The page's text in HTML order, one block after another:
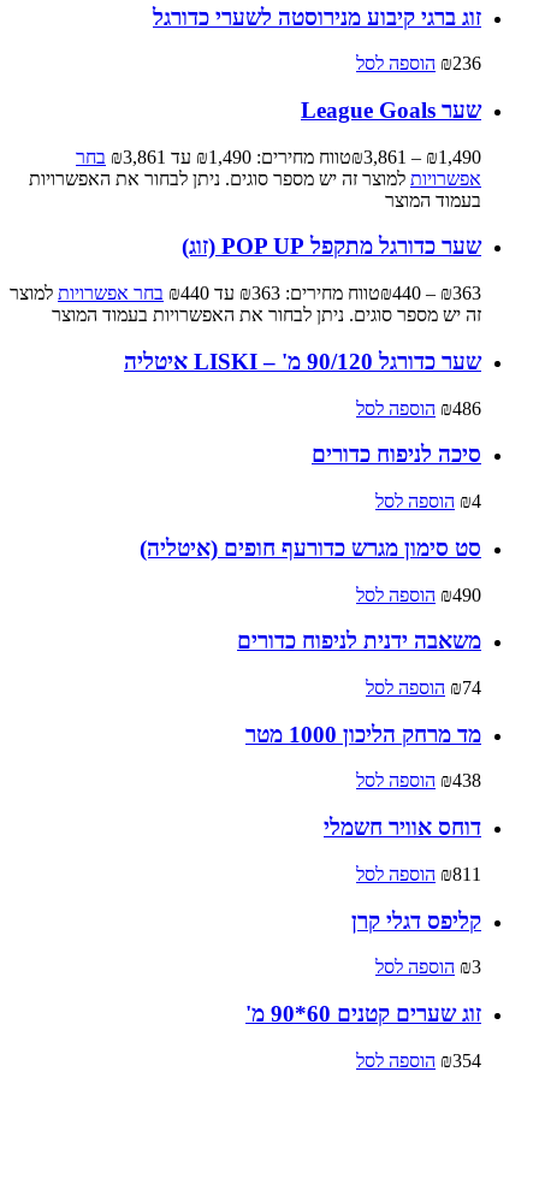
זוג ברגי קיבוע מנירוסטה לשערי כדורגל
₪236 הוספה לסל
שער League Goals
₪1,490
–
₪3,861 טווח מחירים: ⁦₪1,490⁩ עד ⁦₪3,861⁩
בחר
אפשרויות למוצר זה יש מספר סוגים. ניתן לבחור את האפשרויות
בעמוד המוצר
שער כדורגל מתקפל POP UP (זוג)
₪363
–
₪440 טווח מחירים: ⁦₪363⁩ עד ⁦₪440⁩ בחר אפשרויות למוצר
זה יש מספר סוגים. ניתן לבחור את האפשרויות בעמוד המוצר
שער כדורגל 90/120 מ' – LISKI איטליה
₪486 הוספה לסל
סיכה לניפוח כדורים
₪4 הוספה לסל
סט סימון מגרש כדורעף חופים (איטליה)
₪490 הוספה לסל
משאבה ידנית לניפוח כדורים
₪74 הוספה לסל
מד מרחק הליכון 1000 מטר
₪438 הוספה לסל
דוחס אוויר חשמלי
₪811 הוספה לסל
קליפס דגלי קרן
₪3 הוספה לסל
זוג שערים קטנים 60*90 מ'
₪354 הוספה לסל